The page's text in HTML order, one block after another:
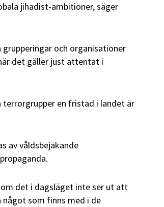
jihadist-ambitioner, säger
och organisationer
det gäller just attentat i
terrorgrupper en fristad i landet är
av våldsbejakande
det i dagsläget inte ser ut att
som finns med i de